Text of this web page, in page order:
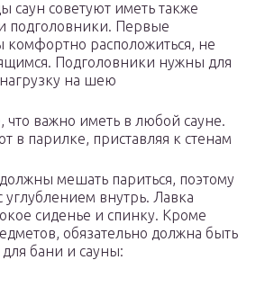
саун советуют иметь также
подголовники. Первые
комфортно расположиться, не
Подголовники нужны для
на шею
что важно иметь в любой сауне.
в парилке, приставляя к стенам
мешать париться, поэтому
углублением внутрь. Лавка
сиденье и спинку. Кроме
обязательно должна быть
бани и сауны: